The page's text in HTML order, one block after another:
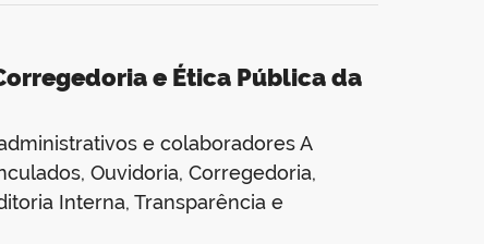
e Ética Pública da
e colaboradores A
Ouvidoria, Corregedoria,
Interna, Transparência e